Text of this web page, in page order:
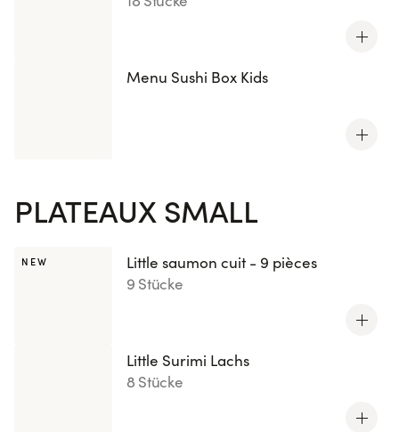
Menu Sushi Box Kids
PLATEAUX SMALL
NEW
Little saumon cuit - 9 pièces
9 Stücke
Little Surimi Lachs
8 Stücke